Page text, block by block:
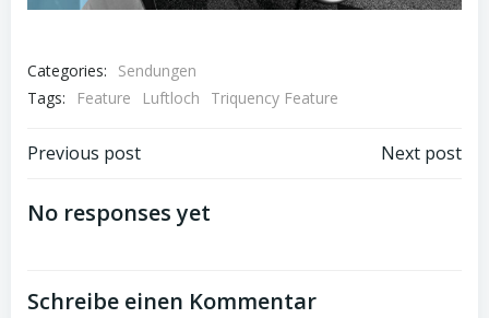
Categories:
Sendungen
Tags:
Feature Luftloch Triquency Feature
Post
navigation
Previous post Next post
No responses yet
Schreibe einen Kommentar